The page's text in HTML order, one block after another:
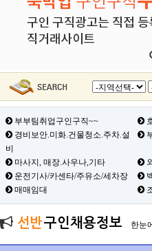
부부팀취업구인구직~~
경비보안.미화.건물청소.주차.설
비
마사지, 매장.사우나,기타
운전기사/카센타/주유소/세차장
매매임대
선반구인채용정보 한눈